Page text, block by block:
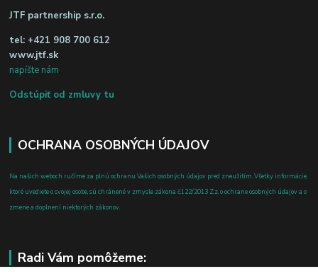
JTF partnership s.r.o.
tel: +421 908 700 612
www.jtf.sk
napíšte nám
Odstúpiť od zmluvy tu
OCHRANA OSOBNÝCH ÚDAJOV
Na našich weboch ručíme za plnú ochranu Vašich osobných údajov pred zneužitím. Všetky informácie,
ktoré uvediete o svojej osobe, sú chránené v zmysle zákona č.122/2013 Z.z. o ochrane osobných údajov a o
zmene a doplnení niektorých zákonov.
Radi Vám pomôžeme: